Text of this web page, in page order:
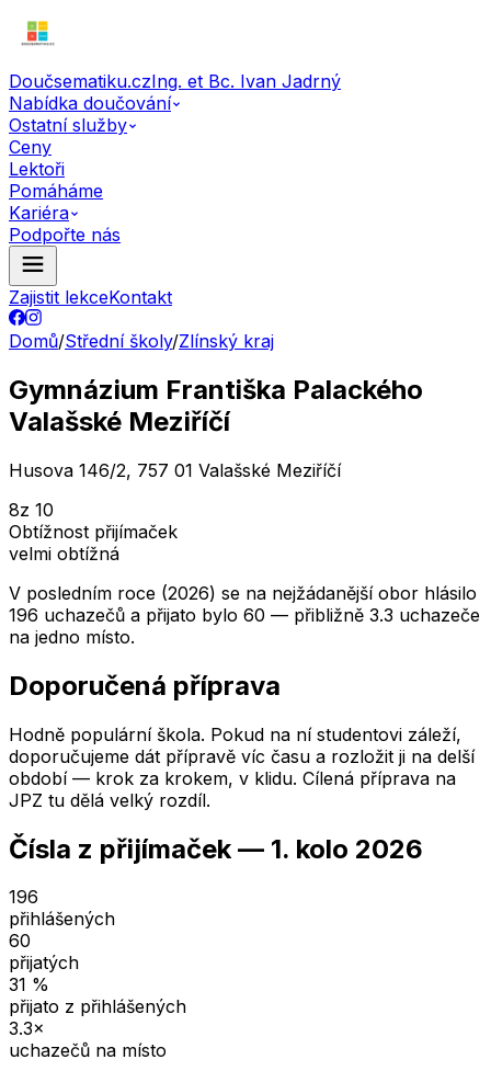
Doučsematiku.czIng. et Bc. Ivan Jadrný
Nabídka doučování
Ostatní služby
Ceny
Lektoři
Pomáháme
Kariéra
Podpořte nás
Zajistit lekceKontakt
Domů/Střední školy/Zlínský kraj
Gymnázium Františka Palackého
Valašské Meziříčí
Husova 146/2, 757 01 Valašské Meziříčí
8z 10
Obtížnost přijímaček
velmi obtížná
V posledním roce (2026) se na nejžádanější obor hlásilo
196 uchazečů a přijato bylo 60 — přibližně 3.3 uchazeče
na jedno místo.
Doporučená příprava
Hodně populární škola. Pokud na ní studentovi záleží,
doporučujeme dát přípravě víc času a rozložit ji na delší
období — krok za krokem, v klidu. Cílená příprava na
JPZ tu dělá velký rozdíl.
Čísla z přijímaček — 1. kolo 2026
196
přihlášených
60
přijatých
31 %
přijato z přihlášených
3.3×
uchazečů na místo